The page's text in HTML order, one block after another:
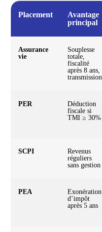
Placement
Avantage
principal
Assurance
vie
Souplesse
totale,
fiscalité
après 8 ans,
transmission
PER
Déduction
fiscale si
TMI ≥ 30%
SCPI
Revenus
réguliers
sans gestion
PEA
Exonération
d’impôt
après 5 ans